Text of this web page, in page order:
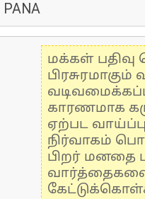
PANA
மக்கள் பதிவு
காரணமாக
ஏற்பட
நிர்வாகம்
பிறர் மனதை